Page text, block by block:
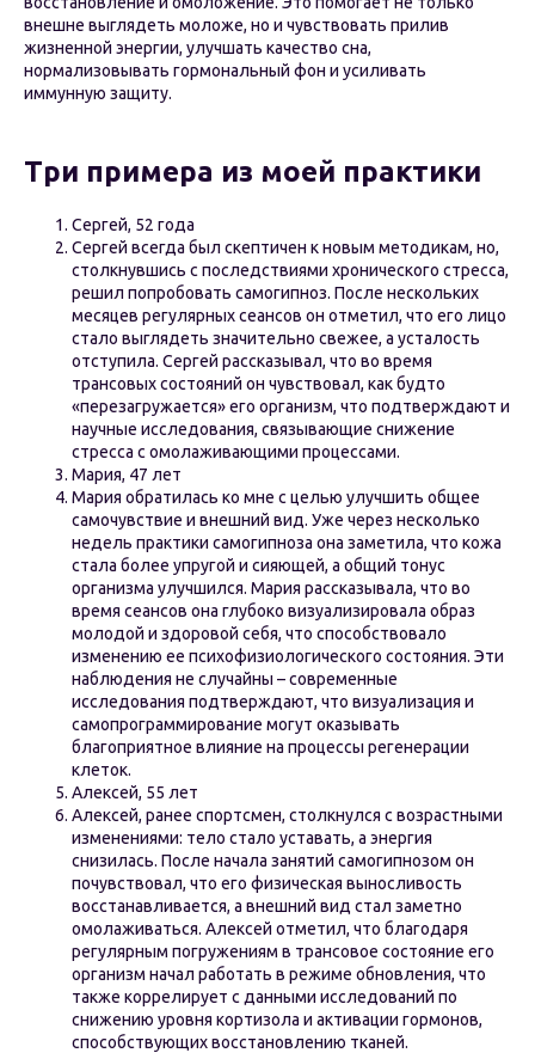
внешне выглядеть моложе, но и чувствовать прилив
жизненной энергии, улучшать качество сна,
нормализовывать гормональный фон и усиливать
иммунную защиту.
Три примера из моей практики
Сергей, 52 года
Сергей всегда был скептичен к новым методикам, но,
столкнувшись с последствиями хронического стресса,
решил попробовать самогипноз. После нескольких
месяцев регулярных сеансов он отметил, что его лицо
стало выглядеть значительно свежее, а усталость
отступила. Сергей рассказывал, что во время
трансовых состояний он чувствовал, как будто
«перезагружается» его организм, что подтверждают и
научные исследования, связывающие снижение
стресса с омолаживающими процессами.
Мария, 47 лет
Мария обратилась ко мне с целью улучшить общее
самочувствие и внешний вид. Уже через несколько
недель практики самогипноза она заметила, что кожа
стала более упругой и сияющей, а общий тонус
организма улучшился. Мария рассказывала, что во
время сеансов она глубоко визуализировала образ
молодой и здоровой себя, что способствовало
изменению ее психофизиологического состояния. Эти
наблюдения не случайны – современные
исследования подтверждают, что визуализация и
самопрограммирование могут оказывать
благоприятное влияние на процессы регенерации
клеток.
Алексей, 55 лет
Алексей, ранее спортсмен, столкнулся с возрастными
изменениями: тело стало уставать, а энергия
снизилась. После начала занятий самогипнозом он
почувствовал, что его физическая выносливость
восстанавливается, а внешний вид стал заметно
омолаживаться. Алексей отметил, что благодаря
регулярным погружениям в трансовое состояние его
организм начал работать в режиме обновления, что
также коррелирует с данными исследований по
снижению уровня кортизола и активации гормонов,
способствующих восстановлению тканей.